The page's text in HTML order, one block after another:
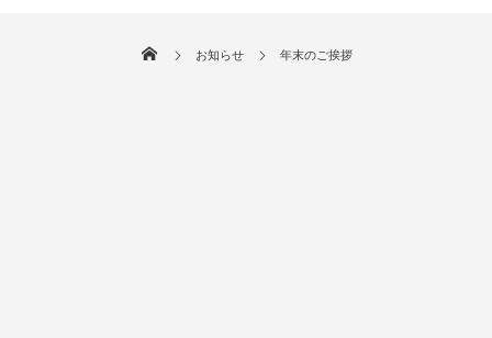
お知らせ 年末のご挨拶